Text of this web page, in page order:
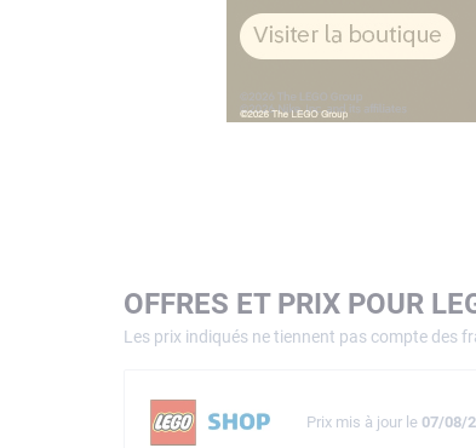
OFFRES ET PRIX POUR
Les prix indiqués ne tiennent pas compte des
Prix mis à jour le 07/08/